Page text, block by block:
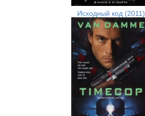
Исходный код (2011)